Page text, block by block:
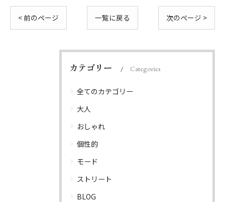
< 前のページ 一覧に戻る 次のページ >
カテゴリー Categories
全てのカテゴリー
大人
おしゃれ
個性的
モード
ストリート
BLOG